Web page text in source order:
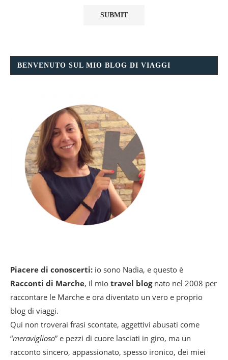
BENVENUTO SUL MIO BLOG DI VIAGGI
Piacere di conoscerti: io sono Nadia, e questo è
Racconti di Marche, il mio travel blognato nel 2008 per
raccontare le Marche e ora diventato un vero e proprio
blog di viaggi.
Qui non troverai frasi scontate, aggettivi abusati come
“meraviglioso” e pezzi di cuore lasciati in giro, ma un
racconto sincero, appassionato, spesso ironico, dei miei